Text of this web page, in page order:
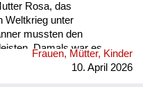
Rosa, das
Weltkrieg unter
mussten den
Damals war es
21. Lebensjahr nicht
ein Kind hatte. Nach dem
Frauen, Mütter, Kinder
10. April 2026